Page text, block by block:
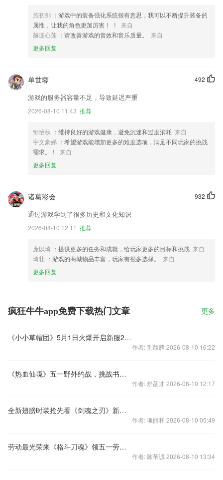
施初剑 ：游戏中的装备强化系统很有意思，我可以不断提升装备的
属性，让我的角色更加厉害！ ！
来自
赫连心莲 ：请改善游戏的音效和音乐质量。
来自
更多回复
492
单世蓉
游戏的服务器容量不足，导致延迟严重
2026-08-10 11:43 推荐
邹怡秋 ：维持良好的游戏健康，避免沉迷和过度消耗 来自
宇文豪娣 ：希望游戏能增加更多的难度选项，满足不同玩家的挑战
需求。！
来自
更多回复
932
诸葛彩会
通过游戏学到了很多历史和文化知识
2026-08-10 12:11 推荐
庞以琦 ：提供更多的任务和成就，给玩家更多的目标和挑战 来自
琦壮 ：游戏的商城物品丰富，玩家有很多选择。
来自
更多回复
疯狂牛牛app免费下载热门文章 更多
《小小草帽团》5月1日火爆开启新服24区
作者: 荆馥腾 2026-08-10 16:22
《热血仙境》五一野外约战，挑战书大比拼！
作者: 舒菡才 2026-08-10 12:17
全新翅膀时装抢先看《剑魂之刃》新版30日登场
作者: 项丽和 2026-08-10 05:49
劳动最光荣来《格斗刀魂》领五一劳模礼包
作者: 陈苇诚 2026-08-10 13:34